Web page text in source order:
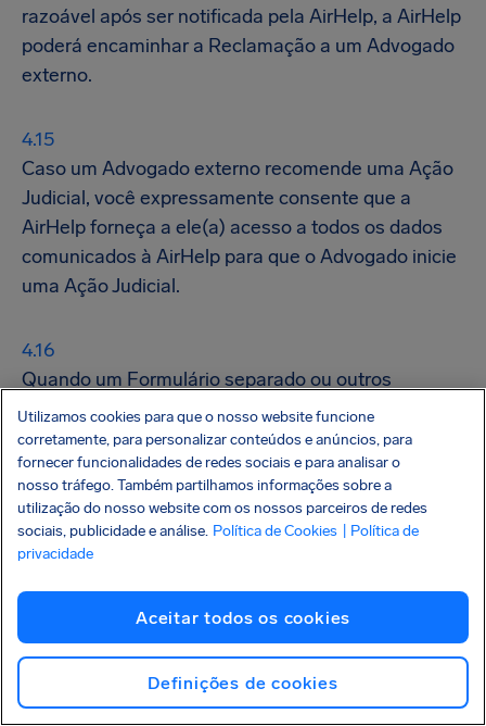
razoável após ser notificada pela AirHelp, a AirHelp
poderá encaminhar a Reclamação a um Advogado
externo.
Caso um Advogado externo recomende uma Ação
Judicial, você expressamente consente que a
AirHelp forneça a ele(a) acesso a todos os dados
comunicados à AirHelp para que o Advogado inicie
uma Ação Judicial.
Quando um Formulário separado ou outros
documentos adicionais forem necessários para que
o Advogado externo inicie a Ação Judicial, você se
compromete em fornecê-los.
Se o Advogado externo iniciar uma Ação Judicial
para dar andamento a uma Reclamação, quaisquer
Custos Legais incorridos durante a Ação Judicial
estarão cobertos, mesmo que esta seja perdida.
Quando aplicável, se uma ação judicial for ganha,
um pedido de reembolso de Custos Legais será
Utilizamos cookies para que o nosso website funcione
corretamente, para personalizar conteúdos e anúncios, para
fornecer funcionalidades de redes sociais e para analisar o
nosso tráfego. Também partilhamos informações sobre a
utilização do nosso website com os nossos parceiros de redes
sociais, publicidade e análise. Política de Cookies
| Política de
privacidade
Aceitar todos os cookies
Definições de cookies